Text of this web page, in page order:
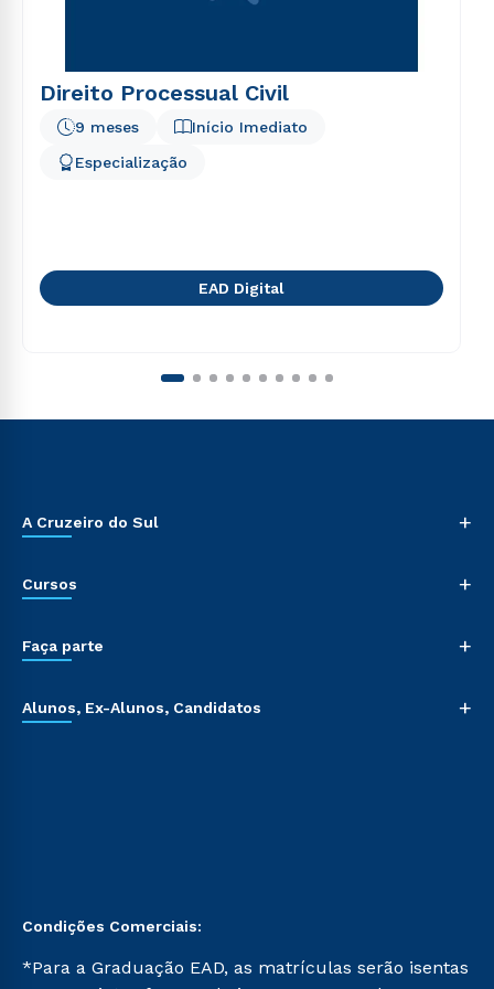
Direito Processual Civil
Início Imediato
9 meses
Especialização
EAD Digital
A Cruzeiro do Sul +
Cursos +
Faça parte +
Alunos, Ex-Alunos, Candidatos +
Condições Comerciais:
*Para a Graduação EAD, as matrículas serão isentas